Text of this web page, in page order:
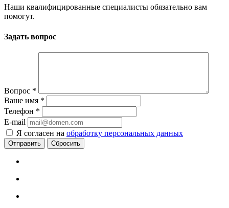
Наши квалифицированные специалисты обязательно вам
помогут.
Задать вопрос
Вопрос *
Ваше имя *
Телефон *
E-mail
Я согласен на обработку персональных данных
Сбросить